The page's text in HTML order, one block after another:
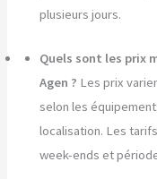
plusieurs jours.
Quels sont les prix
Agen ? Les prix
selon les
localisation. Les
week-ends et